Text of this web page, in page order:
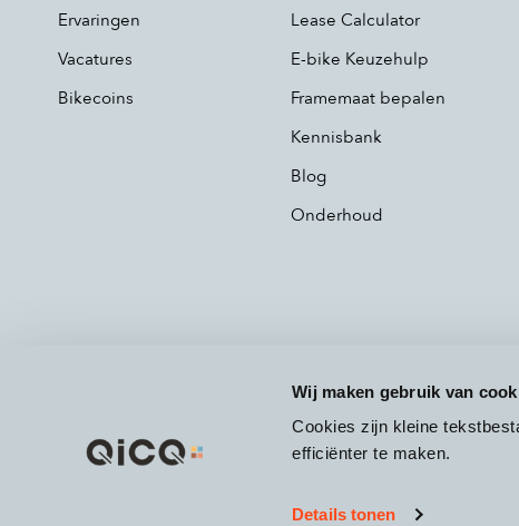
Wij maken gebruik van
Cookies zijn kleine
efficiënter te maken.
Details tonen
Ervaringen
Vacatures
Bikecoins
Lease Calculator
E-bike Keuzehulp
Framemaat bepalen
Kennisbank
Blog
Onderhoud